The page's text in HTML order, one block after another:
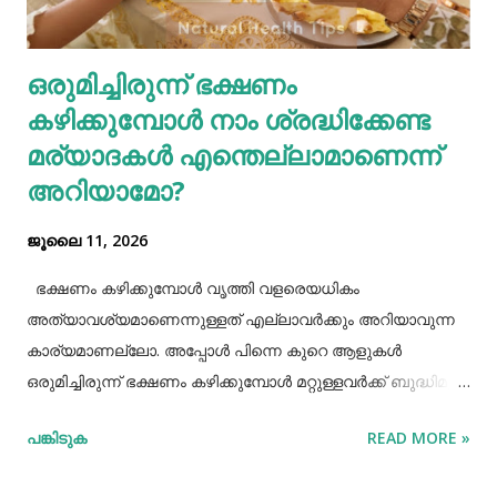
ഫുഡ് ഭക്ഷണങ്ങൾ, സ്നാക്സുകൾ തുടങ്ങിയവയെല്ലാം
ശരീരത്തിന് വലിയ ബുദ്ധിമുട്ടുകളാണ് ഉണ്ടാക്കുക.
പുകവലിയും മദ്യപാനവും ശരീരത്തിന് മാരകരോഗങ്ങൾ മാ...
ഒരുമിച്ചിരുന്ന് ഭക്ഷണം
കഴിക്കുമ്പോൾ നാം ശ്രദ്ധിക്കേണ്ട
മര്യാദകൾ എന്തെല്ലാമാണെന്ന്
അറിയാമോ?
ജൂലൈ 11, 2026
ഭക്ഷണം കഴിക്കുമ്പോൾ വൃത്തി വളരെയധികം
അത്യാവശ്യമാണെന്നുള്ളത് എല്ലാവർക്കും അറിയാവുന്ന
കാര്യമാണല്ലോ. അപ്പോൾ പിന്നെ കുറെ ആളുകൾ
ഒരുമിച്ചിരുന്ന് ഭക്ഷണം കഴിക്കുമ്പോൾ മറ്റുള്ളവർക്ക് ബുദ്ധിമുട്ട്
ശ്രദ്ധിക്കേണ്ട ചില കാര്യങ്ങളുണ്ട്. ആദ്യമായി നമ്മൾ
പങ്കിടുക READ MORE »